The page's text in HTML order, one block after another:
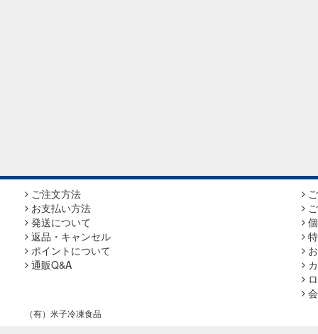
ご注文方法
お支払い方法
発送について
返品・キャンセル
ポイントについて
通販Q&A
（有）米子冷凍食品